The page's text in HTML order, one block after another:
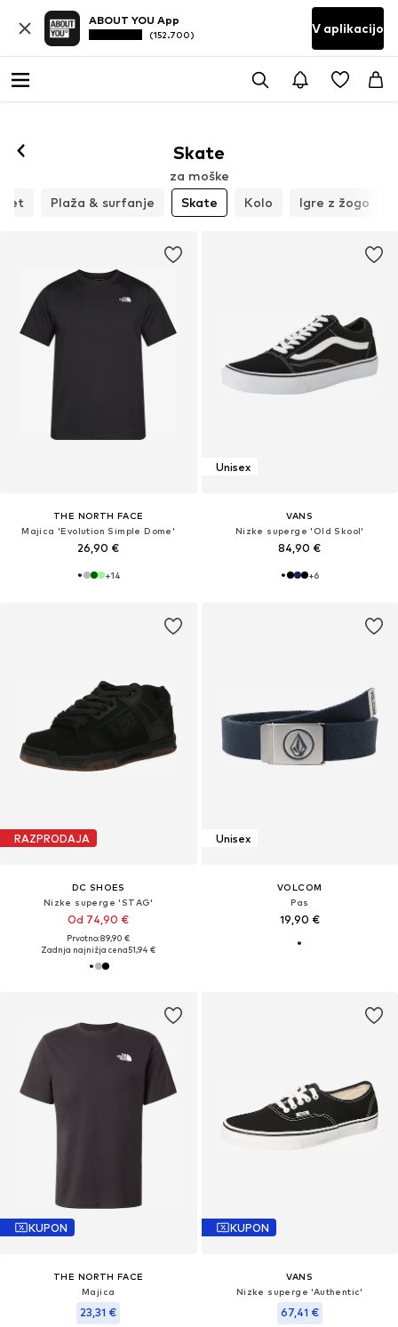
ABOUT YOU App
(152.700) V aplikacijo
Skate
za moške
Plaža & surfanje Skate Kolo Igre z žogo
THE NORTH FACE
Majica 'Evolution Simple Dome'
26,90 €
+14
Unisex
VANS
Nizke superge 'Old Skool'
84,90 €
+6
RAZPRODAJA
DC SHOES
Nizke superge 'STAG'
Od 74,90 €
Prvotno: 89,90 €
Zadnja najnižja cena51,94 €
Unisex
VOLCOM
Pas
19,90 €
KUPON
THE NORTH FACE
Majica
23,31 €
KUPON
VANS
Nizke superge 'Authentic'
67,41 €